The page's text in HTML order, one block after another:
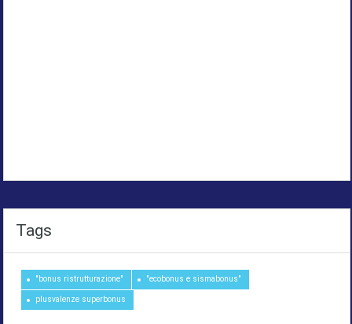
Tags
"bonus ristrutturazione" "ecobonus e sismabonus"
plusvalenze superbonus